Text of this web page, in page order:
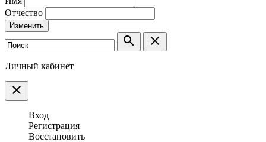
Отчество
Изменить
search clear
Личный кабинет
clear
Вход
Регистрация
Восстановить